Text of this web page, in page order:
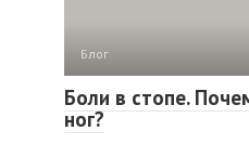
Блог
Боли в стопе.
ног?